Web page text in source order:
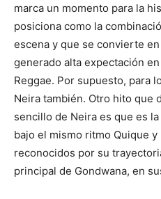
marca un momento para la
posiciona como la
escena y que se convierte
generado alta expectación
Reggae. Por supuesto, para
Neira también. Otro hito que
sencillo de Neira es que es
bajo el mismo ritmo Quique y
reconocidos por su
principal de Gondwana, en